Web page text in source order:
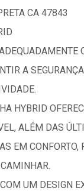
CA 47843
A
HYBRID
ALÉM DAS
EM
UM DESIGN